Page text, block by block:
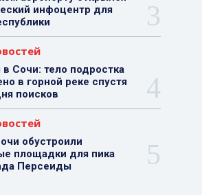
инфоцентр для
в Сочи: тело подростка
в горной реке спустя
поисков
обустроили
площадки для пика
Персеиды